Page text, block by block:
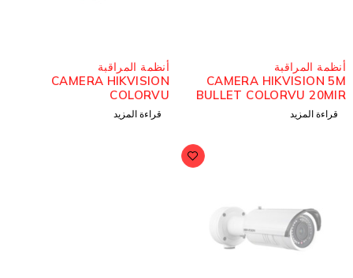
مُباع
أنظمة المراقبة
CAMERA HIKVISION 5M
BULLET COLORVU 20MIR
قراءة المزيد
مُباع
أنظمة المراقبة
CAMERA HIKVISION
COLORVU
قراءة المزيد